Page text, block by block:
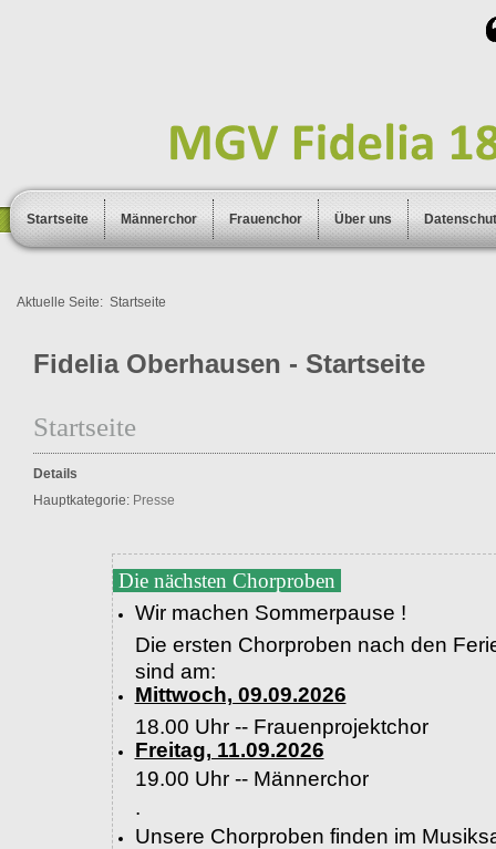
Startseite Männerchor Frauenchor Über uns
Aktuelle Seite: Startseite
Fidelia Oberhausen - Startseite
Startseite
Details
Hauptkategorie: Presse
Die nächsten Chorproben
Wir machen Sommerpause !
Die ersten Chorproben nach den
sind am:
Mittwoch, 09.09.2026
18.00 Uhr -- Frauenprojektchor
Freitag, 11.09.2026
19.00 Uhr -- Männerchor
.
Unsere Chorproben finden im